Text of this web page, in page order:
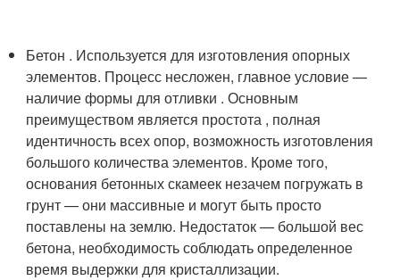
Бетон . Используется для изготовления опорных
элементов. Процесс несложен, главное условие —
наличие формы для отливки . Основным
преимуществом является простота , полная
идентичность всех опор, возможность изготовления
большого количества элементов. Кроме того,
основания бетонных скамеек незачем погружать в
грунт — они массивные и могут быть просто
поставлены на землю. Недостаток — большой вес
бетона, необходимость соблюдать определенное
время выдержки для кристаллизации.